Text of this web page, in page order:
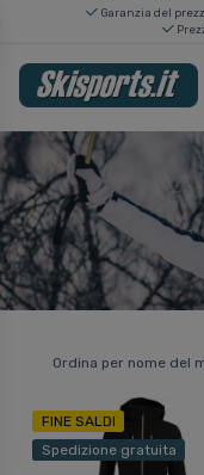
Garanzia del
FINE SALDI
Spedizione gratuita